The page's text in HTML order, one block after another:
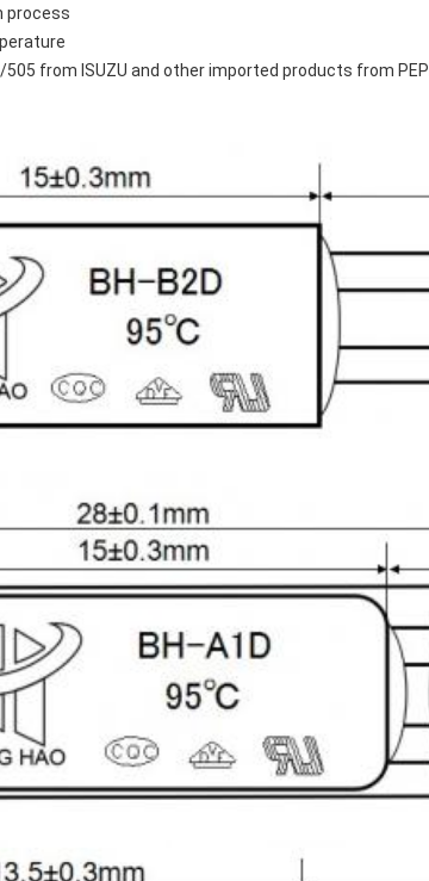
process
from ISUZU and other imported products from PEPI